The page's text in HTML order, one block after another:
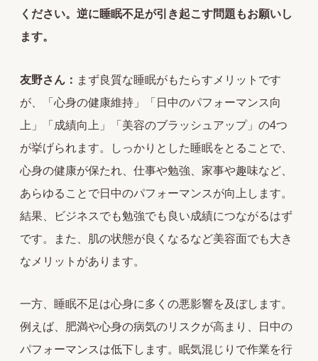
ください。逆に睡眠不足が引き起こす問題もお願いし
ます。
友野さん： まず良質な睡眠がもたらすメリットです
が、「心身の健康維持」「日中のパフォーマンス向
上」「成績向上」「美容のブラッシュアップ」の4つ
が挙げられます。しっかりとした睡眠をとることで、
心身の健康が保たれ、仕事や勉強、家事や趣味など、
あらゆることで日中のパフォーマンスが向上します。
結果、ビジネスでも勉強でも良い成績につながるはず
です。また、肌の状態が良くなるなど美容面でも大き
なメリットがあります。
一方、睡眠不足は心身に多くの悪影響を及ぼします。
例えば、肥満や心身の病気のリスクが高まり、日中の
パフォーマンスは低下します。眠気混じりで作業を行